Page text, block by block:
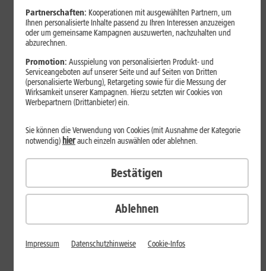
keine medizinische Beurteilung ersetzen.
Mehr erfahren
Outdoor-Smartwatch: Für wen
eignen sich die robusten Modelle?
Partnerschaften: Kooperationen mit ausgewählten Partnern, um
Ihnen personalisierte Inhalte passend zu Ihren Interessen anzuzeigen
oder um gemeinsame Kampagnen auszuwerten, nachzuhalten und
abzurechnen.
Promotion: Ausspielung von personalisierten Produkt- und
Serviceangeboten auf unserer Seite und auf Seiten von Dritten
(personalisierte Werbung), Retargeting sowie für die Messung der
Wirksamkeit unserer Kampagnen. Hierzu setzten wir Cookies von
Werbepartnern (Drittanbieter) ein.
Ablehnen
Sie können die Verwendung von Cookies (mit Ausnahme der Kategorie
notwendig) hierauch einzeln auswählen oder ablehnen.
Bestätigen
Impressum Datenschutzhinweise Cookie-Infos